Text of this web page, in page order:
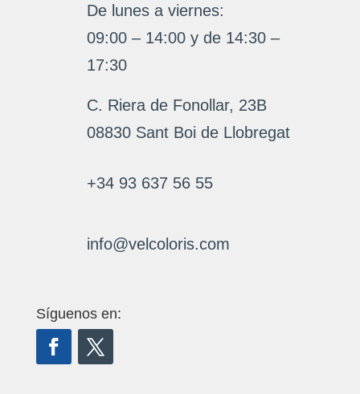
De lunes a viernes:
09:00 – 14:00 y de 14:30 –
17:30
C. Riera de Fonollar, 23B
08830 Sant Boi de Llobregat
+34 93 637 56 55
info@velcoloris.com
Síguenos en: